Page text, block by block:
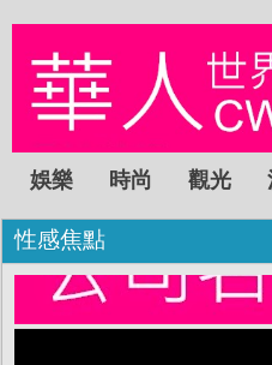
娛樂 時尚 觀光
性感焦點